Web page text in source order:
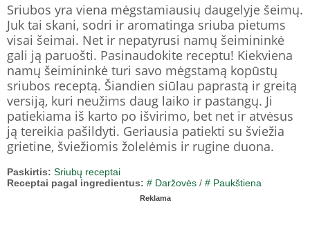
Sriubos yra viena mėgstamiausių daugelyje šeimų.
Juk tai skani, sodri ir aromatinga sriuba pietums
visai šeimai. Net ir nepatyrusi namų šeimininkė
gali ją paruošti. Pasinaudokite receptu! Kiekviena
namų šeimininkė turi savo mėgstamą kopūstų
sriubos receptą. Šiandien siūlau paprastą ir greitą
versiją, kuri neužims daug laiko ir pastangų. Ji
patiekiama iš karto po išvirimo, bet net ir atvėsus
ją tereikia pašildyti. Geriausia patiekti su šviežia
grietine, šviežiomis žolelėmis ir rugine duona.
Paskirtis: Sriubų receptai
Receptai pagal ingredientus: # Daržovės / # Paukštiena
Reklama